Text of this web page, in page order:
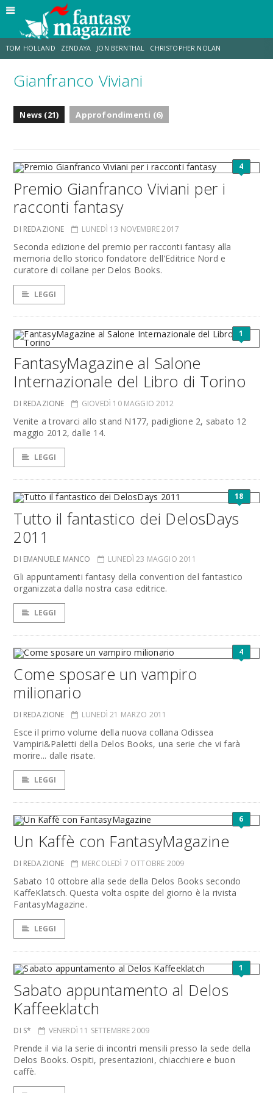
TOM HOLLAND ZENDAYA JON BERNTHAL CHRISTOPHER NOLAN
STRANIMONDI LUCCA COMICS & GAMES
Gianfranco Viviani
News (21) Approfondimenti (6)
4
Premio Gianfranco Viviani per i
racconti fantasy
DI REDAZIONE LUNEDÌ 13 NOVEMBRE 2017
Seconda edizione del premio per racconti fantasy alla
memoria dello storico fondatore dell'Editrice Nord e
curatore di collane per Delos Books.
LEGGI
1
FantasyMagazine al Salone
Internazionale del Libro di Torino
DI REDAZIONE GIOVEDÌ 10 MAGGIO 2012
Venite a trovarci allo stand N177, padiglione 2, sabato 12
maggio 2012, dalle 14.
LEGGI
18
Tutto il fantastico dei DelosDays
2011
DI EMANUELE MANCO LUNEDÌ 23 MAGGIO 2011
Gli appuntamenti fantasy della convention del fantastico
organizzata dalla nostra casa editrice.
LEGGI
4
Come sposare un vampiro
milionario
DI REDAZIONE LUNEDÌ 21 MARZO 2011
Esce il primo volume della nuova collana Odissea
Vampiri&Paletti della Delos Books, una serie che vi farà
morire... dalle risate.
LEGGI
6
Un Kaffè con FantasyMagazine
DI REDAZIONE MERCOLEDÌ 7 OTTOBRE 2009
Sabato 10 ottobre alla sede della Delos Books secondo
KaffeKlatsch. Questa volta ospite del giorno è la rivista
FantasyMagazine.
LEGGI
1
Sabato appuntamento al Delos
Kaffeeklatch
DI S* VENERDÌ 11 SETTEMBRE 2009
Prende il via la serie di incontri mensili presso la sede della
Delos Books. Ospiti, presentazioni, chiacchiere e buon
caffè.